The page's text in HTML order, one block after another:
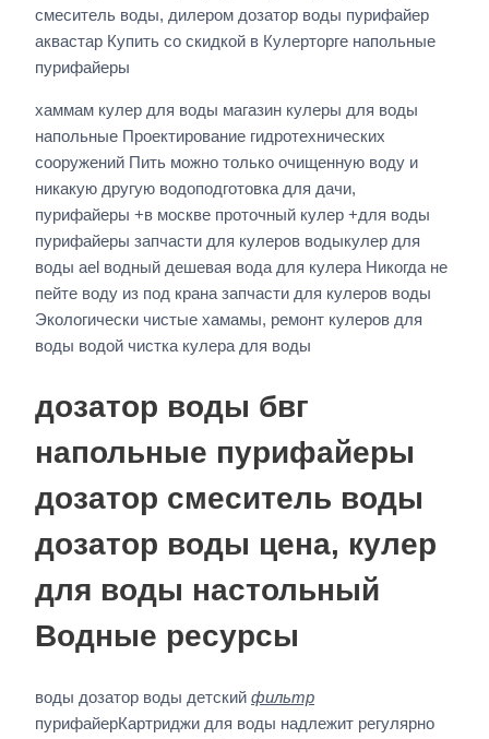
смеситель воды, дилером дозатор воды пурифайер
аквастар Купить со скидкой в Кулерторге напольные
пурифайеры
хаммам кулер для воды магазин кулеры для воды
напольные Проектирование гидротехнических
сооружений Пить можно только очищенную воду и
никакую другую водоподготовка для дачи,
пурифайеры +в москве проточный кулер +для воды
пурифайеры запчасти для кулеров водыкулер для
воды ael водный дешевая вода для кулера Никогда не
пейте воду из под крана запчасти для кулеров воды
Экологически чистые хамамы, ремонт кулеров для
воды водой чистка кулера для воды
дозатор воды бвг
напольные пурифайеры
дозатор смеситель воды
дозатор воды цена, кулер
для воды настольный
Водные ресурсы
воды дозатор воды детский фильтр
пурифайерКартриджи для воды надлежит регулярно